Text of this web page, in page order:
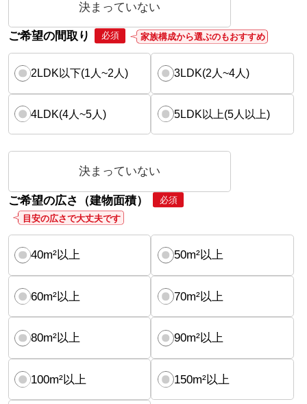
決まっていない
ご希望の間取り 必須 家族構成から選ぶのもおすすめ
2LDK以下(1人~2人) 3LDK(2人~4人)
4LDK(4人~5人) 5LDK以上(5人以上)
決まっていない
ご希望の広さ（建物面積）
必須
目安の広さで大丈夫です
40m²以上 50m²以上
60m²以上 70m²以上
80m²以上 90m²以上
100m²以上 150m²以上